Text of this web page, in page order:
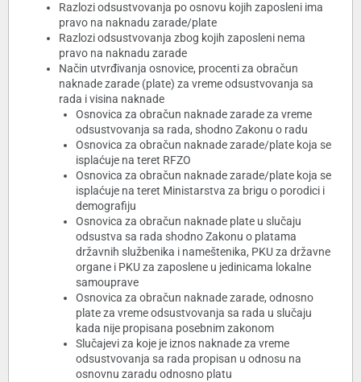
Razlozi odsustvovanja po osnovu kojih zaposleni ima
pravo na naknadu zarade/plate
Razlozi odsustvovanja zbog kojih zaposleni nema
pravo na naknadu zarade
Način utvrđivanja osnovice, procenti za obračun
naknade zarade (plate) za vreme odsustvovanja sa
rada i visina naknade
Osnovica za obračun naknade zarade za vreme
odsustvovanja sa rada, shodno Zakonu o radu
Osnovica za obračun naknade zarade/plate koja se
isplaćuje na teret RFZO
Osnovica za obračun naknade zarade/plate koja se
isplaćuje na teret Ministarstva za brigu o porodici i
demografiju
Osnovica za obračun naknade plate u slučaju
odsustva sa rada shodno Zakonu o platama
državnih službenika i nameštenika, PKU za državne
organe i PKU za zaposlene u jedinicama lokalne
samouprave
Osnovica za obračun naknade zarade, odnosno
plate za vreme odsustvovanja sa rada u slučaju
kada nije propisana posebnim zakonom
Slučajevi za koje je iznos naknade za vreme
odsustvovanja sa rada propisan u odnosu na
osnovnu zaradu odnosno platu